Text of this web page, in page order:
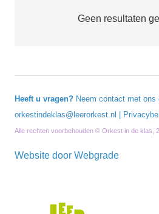
Geen resultaten
Heeft u vragen? Neem contact met ons
orkestindeklas@leerorkest.nl
Alle rechten voorbehouden © Orkest in de klas,
Website door Webgrade